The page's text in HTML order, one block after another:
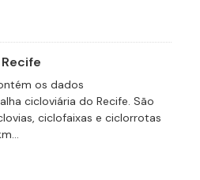
os dados
cicloviária do Recife. São
ciclofaixas e ciclorrotas